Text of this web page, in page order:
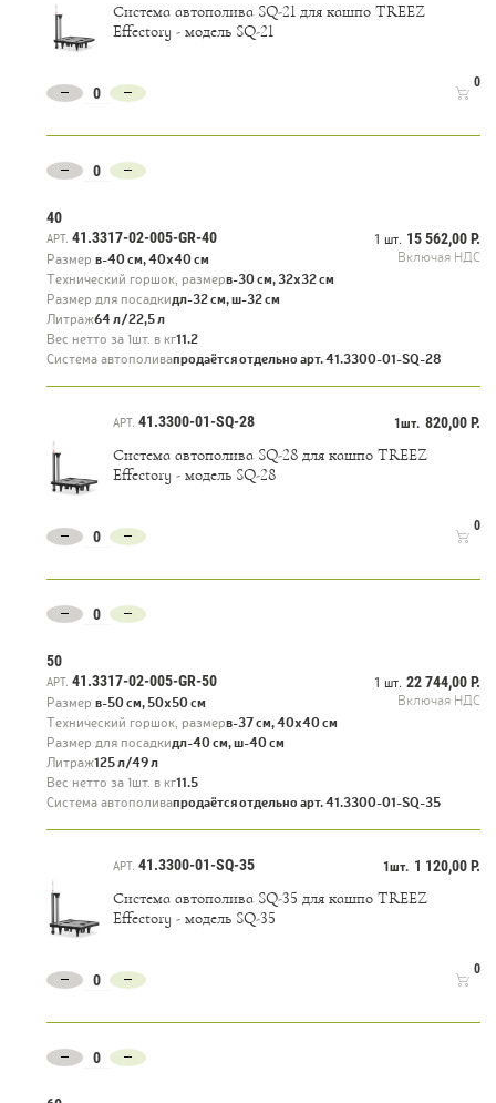
Система автополива SQ-21 для кашпо TREEZ
Effectory - модель SQ-21
0
40
АРТ. 41.3317-02-005-GR-40
Размер в-40 см, 40х40 см
1 шт. 15 562,00 Р.
Включая НДС
Технический горшок, размерв-30 см, 32х32 см
Размер для посадкидл-32 см, ш-32 см
Литраж64 л/22,5 л
Вес нетто за 1шт. в кг11.2
Система автополивапродаётся отдельно арт. 41.3300-01-SQ-28
АРТ. 41.3300-01-SQ-28 1шт. 820,00 Р.
Система автополива SQ-28 для кашпо TREEZ
Effectory - модель SQ-28
0
50
АРТ. 41.3317-02-005-GR-50
Размер в-50 см, 50х50 см
1 шт. 22 744,00 Р.
Включая НДС
Технический горшок, размерв-37 см, 40х40 см
Размер для посадкидл-40 см, ш-40 см
Литраж125 л/49 л
Вес нетто за 1шт. в кг11.5
Система автополивапродаётся отдельно арт. 41.3300-01-SQ-35
АРТ. 41.3300-01-SQ-35 1шт. 1 120,00 Р.
Система автополива SQ-35 для кашпо TREEZ
Effectory - модель SQ-35
0